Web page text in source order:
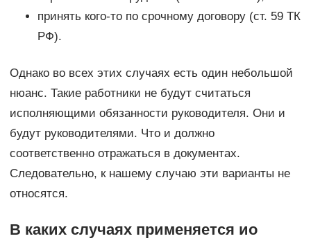
принять кого-то по срочному договору (ст. 59 ТК
РФ).
Однако во всех этих случаях есть один небольшой
нюанс. Такие работники не будут считаться
исполняющими обязанности руководителя. Они и
будут руководителями. Что и должно
соответственно отражаться в документах.
Следовательно, к нашему случаю эти варианты не
относятся.
В каких случаях применяется ио